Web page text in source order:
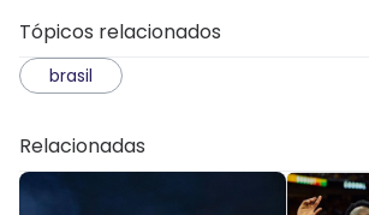
Tópicos relacionados
brasil
Relacionadas